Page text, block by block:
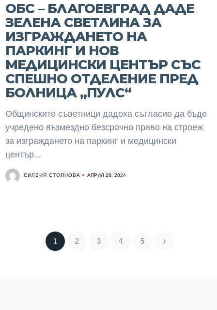
ОБС – БЛАГОЕВГРАД ДАДЕ
ЗЕЛЕНА СВЕТЛИНА ЗА
ИЗГРАЖДАНЕТО НА
ПАРКИНГ И НОВ
МЕДИЦИНСКИ ЦЕНТЪР СЪС
СПЕШНО ОТДЕЛЕНИЕ ПРЕД
БОЛНИЦА „ПУЛС“
Общинските съветници дадоха съгласие да бъде
учредено възмездно безсрочно право на строеж
за изграждането на паркинг и медицински
център...
СИЛВИЯ СТОЯНОВА АПРИЛ 26, 2024
1 2 3 4 5